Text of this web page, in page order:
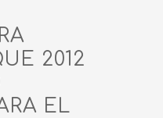
2012
EL